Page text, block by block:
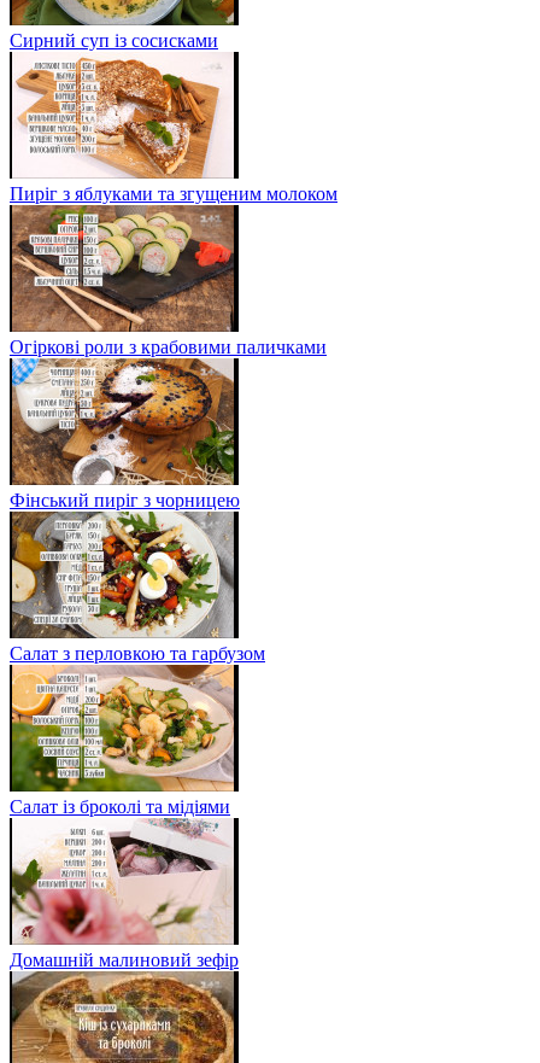
Сирний суп із сосисками
Пиріг з яблуками та згущеним молоком
Огіркові роли з крабовими паличками
Фінський пиріг з чорницею
Салат з перловкою та гарбузом
Салат із броколі та мідіями
Домашній малиновий зефір